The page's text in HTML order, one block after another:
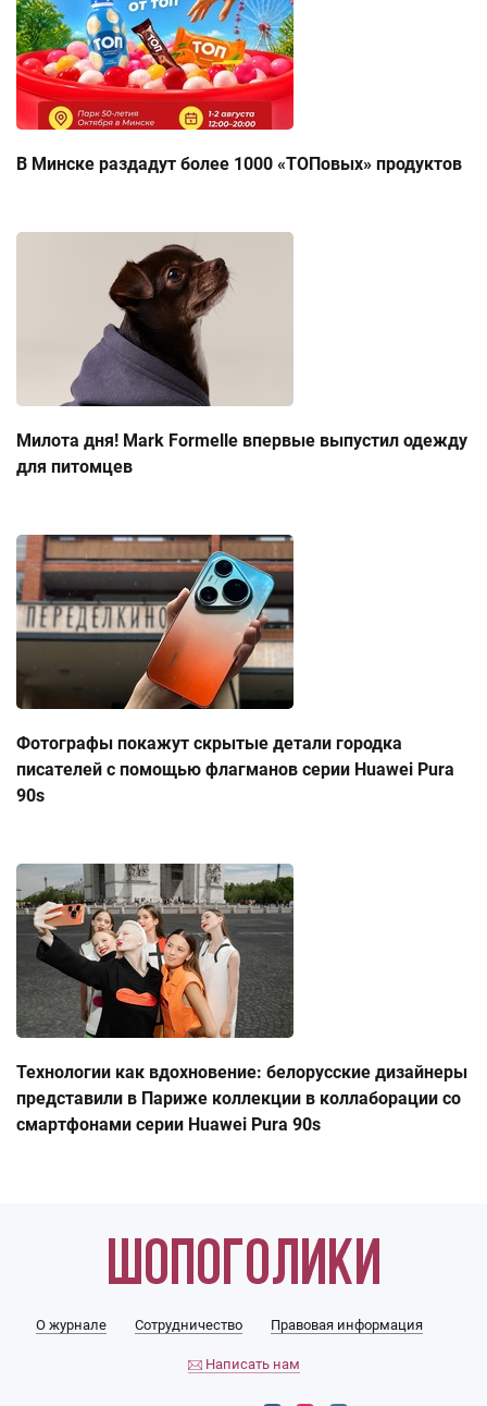
В Минске раздадут более 1000 «ТОПовых» продуктов
Милота дня! Mark Formelle впервые выпустил одежду
для питомцев
Фотографы покажут скрытые детали городка
писателей с помощью флагманов серии Huawei Pura
90s
Технологии как вдохновение: белорусские дизайнеры
представили в Париже коллекции в коллаборации со
смартфонами серии Huawei Pura 90s
О журнале Сотрудничество Правовая информация
Написать нам